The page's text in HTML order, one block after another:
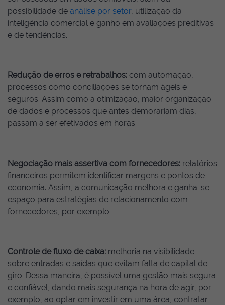
possibilidade de análise por setor, utilização da
inteligência comercial e ganho em avaliações preditivas
e de tendências.
Redução de erros e retrabalhos: com automação,
processos como conciliações se tornam ágeis e
seguros. Assim como a otimização, maior organização
de dados e processos que antes demorariam dias,
passam a ser efetivados em horas.
Negociação mais assertiva com fornecedores: relatórios
financeiros permitem identificar margens e pontos de
economia. Assim, a comunicação melhora e ganha-se
espaço para estratégias de relacionamento com
fornecedores, por exemplo.
Controle de fluxo de caixa: melhoria na visibilidade
sobre entradas e saídas que evitam falta de capital de
giro. Dessa maneira, é possível uma gestão mais segura
e confiável, dando mais segurança na hora de agir, por
exemplo, ao optar em investir em uma área, contratar